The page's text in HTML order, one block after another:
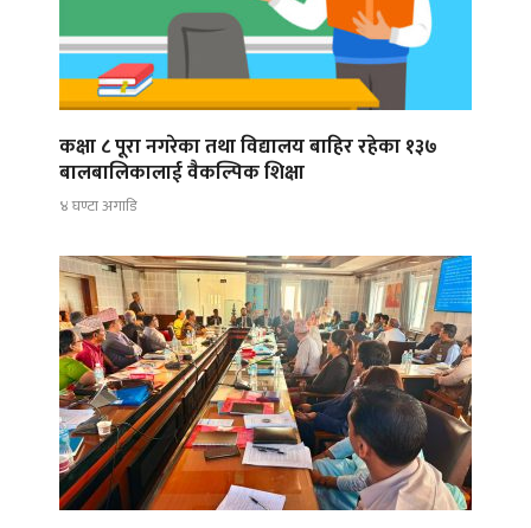
कक्षा ८ पूरा नगरेका तथा विद्यालय बाहिर रहेका १३७
बालबालिकालाई वैकल्पिक शिक्षा
४ घण्टा अगाडि